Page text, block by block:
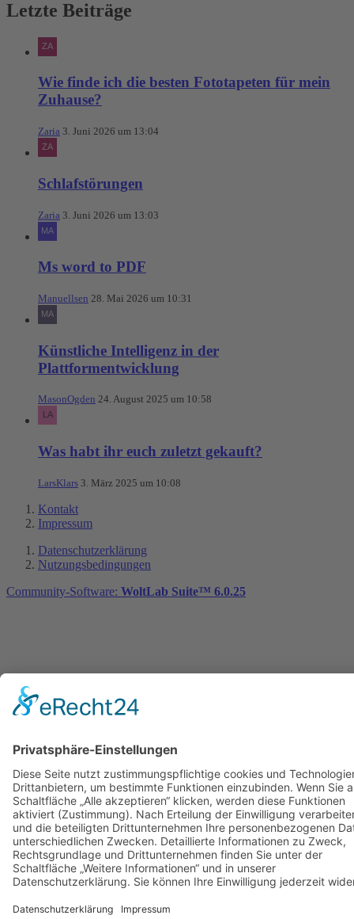
Letzte Beiträge
Wie finde ich die besten Fototapeten für mein
Zuhause?
Zaria 3. Juni 2026 um 13:04
Schlafstörungen
Zaria 3. Juni 2026 um 13:03
Ms word to PDF
Manuellsen 28. Mai 2026 um 10:31
Künstliche Intelligenz in der
Plattformentwicklung
MasonOgden 24. August 2025 um 10:58
Was habt ihr euch zuletzt gekauft?
LarsKlars 3. März 2025 um 10:08
Kontakt
Impressum
Datenschutzerklärung
Nutzungsbedingungen
Community-Software: WoltLab Suite™ 6.0.25